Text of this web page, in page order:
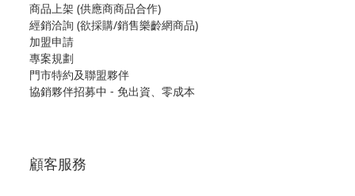
商品上架 (供應商商品合作)
經銷洽詢 (欲採購/銷售樂齡網商品)
加盟申請
專案規劃
門市特約及聯盟夥伴
協銷夥伴招募中 - 免出資、零成本
顧客服務